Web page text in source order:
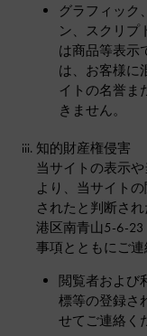
グラフィック
ン、スクリプ
は商品等表示
は、お客様に
イトの名誉ま
きません。
知的財産権侵害
当サイトの表示
より、当サイト
されたと判断さ
港区南青山5-6-23
事項とともにご連
閲覧者および
標等の登録さ
せてご連絡く